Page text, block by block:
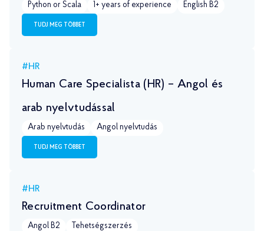
Python or Scala 1+ years of experience English B2
TUDJ MEG TÖBBET
#HR
Human Care Specialista (HR) – Angol és
arab nyelvtudással
Arab nyelvtudás Angol nyelvtudás
TUDJ MEG TÖBBET
#HR
Recruitment Coordinator
Angol B2 Tehetségszerzés